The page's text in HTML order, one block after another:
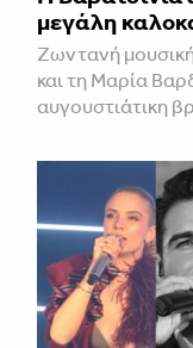
μεγάλη
Ζωντανή
και τη Μαρία
αυγουστιάτικη